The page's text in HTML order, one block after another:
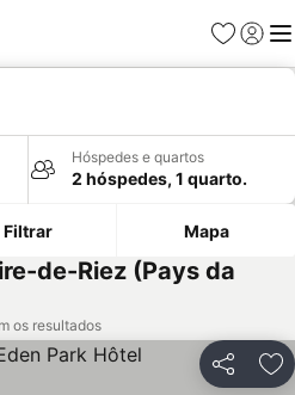
Favoritos
Iniciar
Hóspedes e quartos
2 hóspedes, 1 quarto.
Filtrar Mapa
de-Riez (Pays da
os resultados
Partilhar